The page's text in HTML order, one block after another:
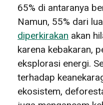
65% di antaranya
Namun, 55% dari
diperkirakan akan
karena kebakaran,
eksplorasi energi.
terhadap
ekosistem,